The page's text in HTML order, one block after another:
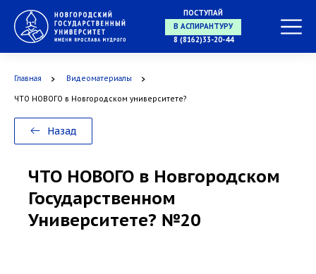
ПОСТУПАЙ
8 (8162)33-20-44
Главная Видеоматериалы
ЧТО НОВОГО в Новгородском университете?
Назад
ЧТО НОВОГО в Новгородском
Государственном
Университете? №20